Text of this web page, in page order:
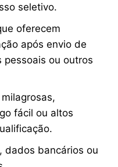
seletivo.
oferecem
após envio de
pessoais ou outros
fácil ou altos
dados bancários ou